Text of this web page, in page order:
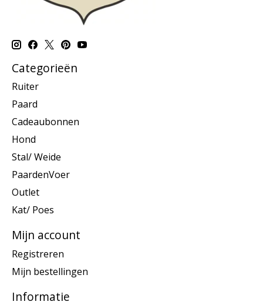
Categorieën
Ruiter
Paard
Cadeaubonnen
Hond
Stal/ Weide
PaardenVoer
Outlet
Kat/ Poes
Mijn account
Registreren
Mijn bestellingen
Informatie